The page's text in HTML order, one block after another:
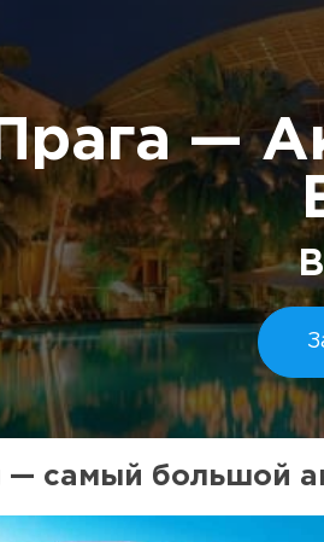
—
— самый большой